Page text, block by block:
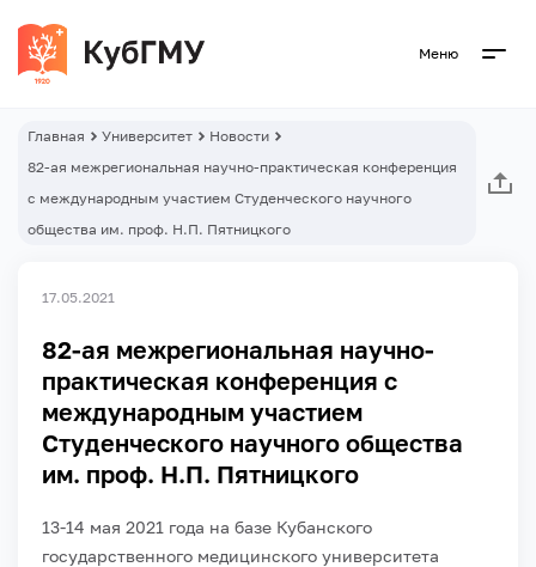
Меню
Главная Университет
Новости
82-ая межрегиональная научно-практическая конференция
с международным участием Студенческого научного
общества им. проф. Н.П. Пятницкого
17.05.2021
82-ая межрегиональная научно-
практическая конференция с
международным участием
Студенческого научного общества
им. проф. Н.П. Пятницкого
13-14 мая 2021 года на базе Кубанского
государственного медицинского университета